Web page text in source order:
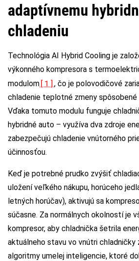
adaptívnemu
chladeniu
Technológia AI Hybrid Cooling je
výkonného kompresora s
modulom[1], čo je polovodičové
chladenie teplotné zmeny
Vďaka tomuto modulu funguje
hybridné auto – využíva dva zdroje
zabezpečujú chladenie vnútorného
účinnosťou.
Keď je potrebné prudko zvýšiť
uložení veľkého nákupu, horúceho
letných horúčav), aktivujú sa
súčasne. Za normálnych okolností je
kompresor, aby chladnička šetrila
aktuálneho stavu vo vnútri chladničky
algoritmy umelej inteligencie, ktoré